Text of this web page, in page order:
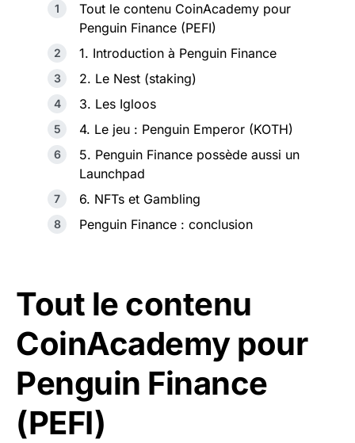
Tout le contenu CoinAcademy pour
Penguin Finance (PEFI)
1. Introduction à Penguin Finance
2. Le Nest (staking)
3. Les Igloos
4. Le jeu : Penguin Emperor (KOTH)
5. Penguin Finance possède aussi un
Launchpad
6. NFTs et Gambling
Penguin Finance : conclusion
Tout le contenu
CoinAcademy pour
Penguin Finance
(PEFI)